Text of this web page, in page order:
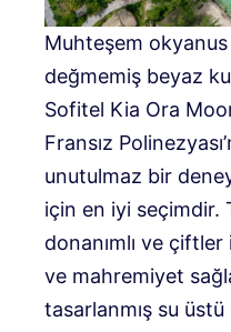
Muhteşem okyanus
değmemiş beyaz
Sofitel Kia Ora
Fransız
unutulmaz bir
için en iyi seçimdir.
donanımlı ve
ve mahremiyet
tasarlanmış su